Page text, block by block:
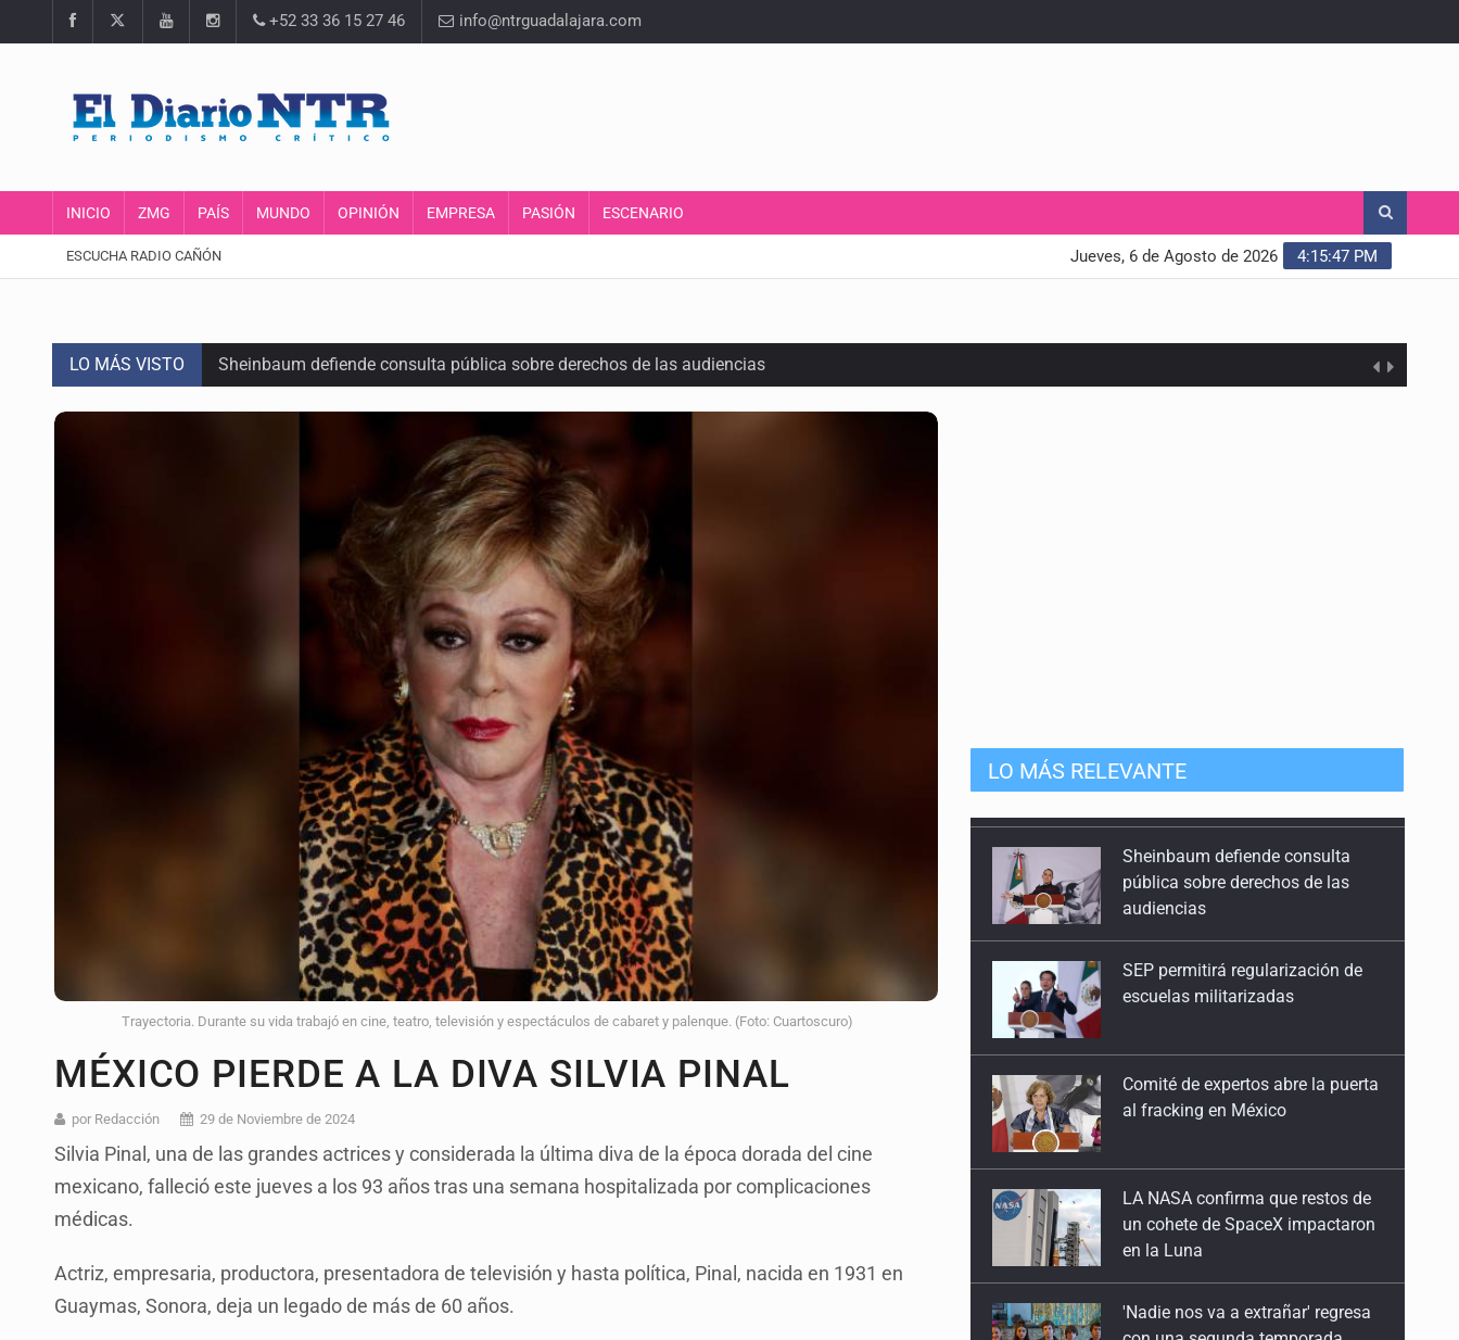
+52 33 36 15 27 46 info@ntrguadalajara.com
INICIO ZMG PAÍS MUNDO OPINIÓN EMPRESA PASIÓN ESCENARIO
ESCUCHA RADIO CAÑÓN 4:15:48 PM
Jueves, 6 de Agosto de 2026
LO MÁS VISTO Sheinbaum defiende consulta pública sobre derechos de las audiencias
SEP permitirá regularización de escuelas militarizadas
Comité de expertos abre la puerta al fracking en México
LA NASA confirma que restos de un cohete de SpaceX impactaron en la Luna
'Nadie nos va a extrañar' regresa con una segunda temporada
México golea a Panamá y se clasifica al Mundial sub 20
Casa Blanca niega desacuerdo entre Trump y Hegseth por falta de municiones
Anuncian comité ciudadano para exigir la liberación de Ernesto Ruffo
Sheinbaum anuncia refuerzo de seguridad en Michoacán para reactivar exportación de aguacate
Trayectoria. Durante su vida trabajó en cine, teatro, televisión y espectáculos de cabaret y palenque. (Foto: Cuartoscuro)
MÉXICO PIERDE A LA DIVA SILVIA PINAL
por Redacción 29 de Noviembre de 2024
Silvia Pinal, una de las grandes actrices y considerada la última diva de la época dorada del cine
mexicano, falleció este jueves a los 93 años tras una semana hospitalizada por complicaciones
médicas.
Actriz, empresaria, productora, presentadora de televisión y hasta política, Pinal, nacida en 1931 en
Guaymas, Sonora, deja un legado de más de 60 años.
LO MÁS RELEVANTE
Sheinbaum defiende consulta
pública sobre derechos de las
audiencias
SEP permitirá regularización de
escuelas militarizadas
Comité de expertos abre la puerta
al fracking en México
LA NASA confirma que restos de
un cohete de SpaceX impactaron
en la Luna
'Nadie nos va a extrañar' regresa
con una segunda temporada